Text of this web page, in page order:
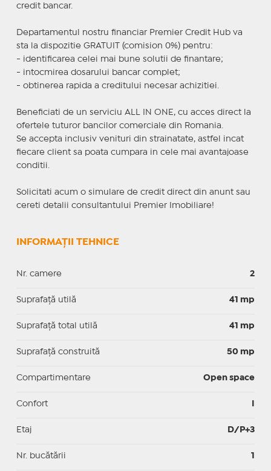
credit bancar.
Departamentul nostru financiar Premier Credit Hub va
sta la dispozitie GRATUIT (comision 0%) pentru:
- identificarea celei mai bune solutii de finantare;
- intocmirea dosarului bancar complet;
- obtinerea rapida a creditului necesar achizitiei.
Beneficiati de un serviciu ALL IN ONE, cu acces direct la
ofertele tuturor bancilor comerciale din Romania.
Se accepta inclusiv venituri din strainatate, astfel incat
fiecare client sa poata cumpara in cele mai avantajoase
conditii.
Solicitati acum o simulare de credit direct din anunt sau
cereti detalii consultantului Premier Imobiliare!
INFORMAȚII TEHNICE
Nr. camere 2
Suprafaţă utilă 41 mp
Suprafaţă total utilă 41 mp
Suprafaţă construită 50 mp
Compartimentare Open space
Confort
Etaj D/P+3
Nr. bucătării 1